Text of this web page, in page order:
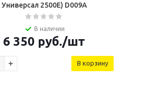
Универсал 2500Е) D009A
В наличии
6 350 руб./шт
В корзину